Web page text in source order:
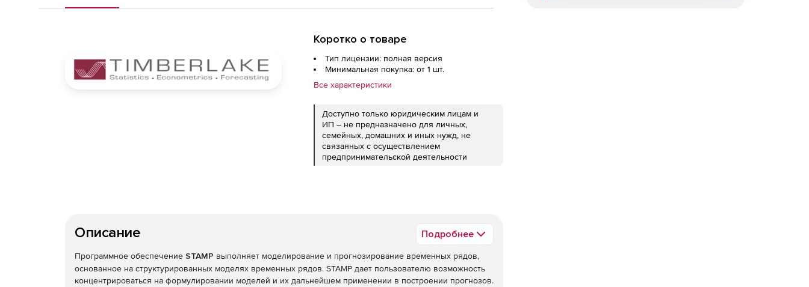
Коротко о товаре
Тип лицензии: полная версия
Минимальная покупка: от 1 шт.
Все характеристики
Доступно только юридическим лицам и
ИП – не предназначено для личных,
семейных, домашних и иных нужд, не
связанных с осуществлением
предпринимательской деятельности
Описание Подробнее
Программное обеспечение STAMP выполняет моделирование и прогнозирование временных рядов,
основанное на структурированных моделях временных рядов. STAMP дает пользователю возможность
концентрироваться на формулировании моделей и их дальнейшем применении в построении прогнозов.